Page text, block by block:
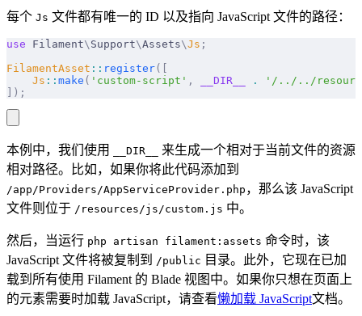
每个 Js 文件都有唯一的 ID 以及指向 JavaScript 文件的路径：
use Filament\ Support\Assets\Js ;
FilamentAsset :: register([
    Js
:: make ( 'custom-script' , __DIR__ .
'/../../
]);
本例中，我们使用 __DIR__
来生成一个相对于当前文件的资源
相对路径。比如，如果你将此代码添加到
/app/Providers/AppServiceProvider.php ，那么该 JavaScript
文件则位于 /resources/js/custom.js 中。
然后，当运行 php artisan filament:assets 命令时，该
JavaScript 文件将被复制到
/public 目录。此外，它现在已加
载到所有使用 Filament 的 Blade 视图中。如果你只想在页面上
的元素需要时加载 JavaScript，请查看懒加载 JavaScript文档。